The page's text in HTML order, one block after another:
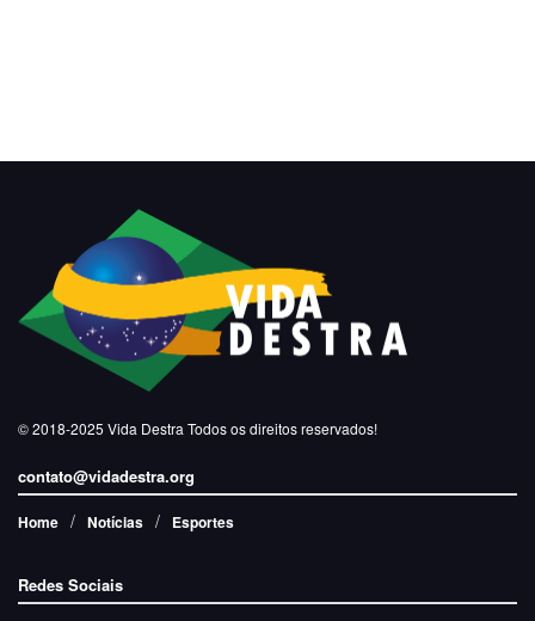
© 2018-2025 Vida Destra Todos os direitos reservados!
contato@vidadestra.org
Home Notícias Esportes
Redes Sociais